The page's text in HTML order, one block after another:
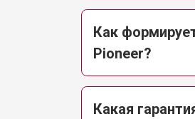
Как
Pioneer?
Какая